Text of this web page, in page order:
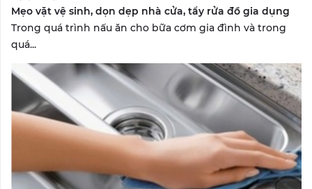
Mẹo vặt vệ sinh, dọn dẹp nhà cửa, tẩy rửa đồ gia dụng
Trong quá trình nấu ăn cho bữa cơm gia đình và trong
quá...